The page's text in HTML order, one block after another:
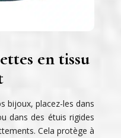
en tissu
bijoux, placez-les dans
dans des étuis rigides
Cela protège à